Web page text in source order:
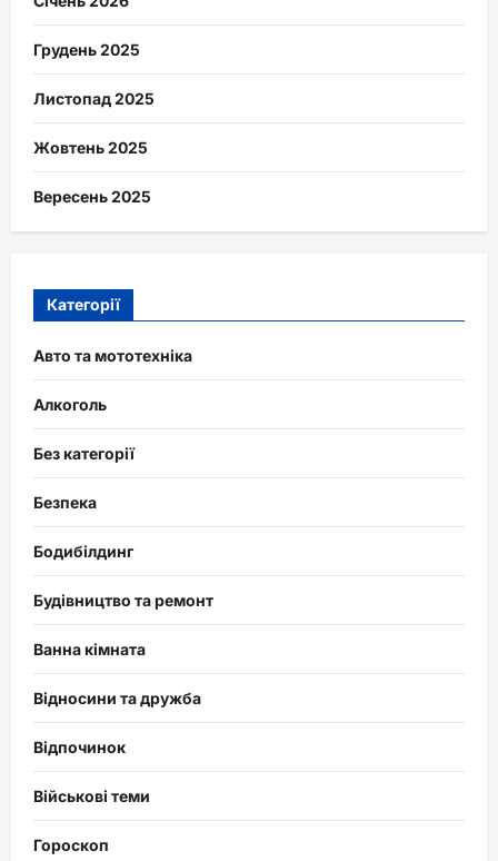
Грудень 2025
Листопад 2025
Жовтень 2025
Вересень 2025
Категорії
Авто та мототехніка
Алкоголь
Без категорії
Безпека
Бодибілдинг
Будівництво та ремонт
Ванна кімната
Відносини та дружба
Відпочинок
Військові теми
Гороскоп